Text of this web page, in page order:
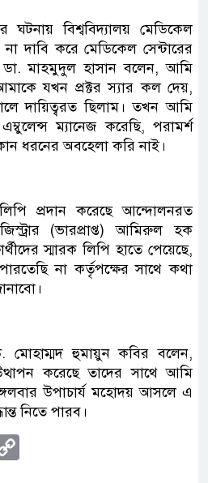
বিশ্ববিদ্যালয় মেডিকেল
না দাবি করে মেডিকেল সেন্টারের
মাহমুদুল হাসান বলেন, আমি
যখন প্রক্টর স্যার কল দেয়,
দায়িত্বরত ছিলাম। তখন আমি
ম্যানেজ করেছি, পরামর্শ
ধরনের অবহেলা করি নাই।
প্রদান করেছে আন্দোলনরত
(ভারপ্রাপ্ত) আমিরুল হক
স্মারক লিপি হাতে পেয়েছে,
না কর্তৃপক্ষের সাথে কথা
মোহাম্মদ হুমায়ুন কবির বলেন,
করেছে তাদের সাথে আমি
উপাচার্য মহোদয় আসলে এ
নিতে পারব।